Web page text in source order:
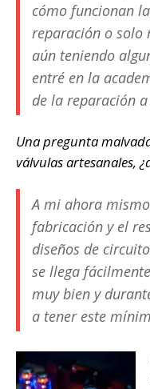
cómo funcionan
reparación o solo
aún teniendo
entré en la
de la reparación
Una pregunta
válvulas artesanales,
A mi ahora
fabricación y el
diseños de
se llega
muy bien y
a tener este